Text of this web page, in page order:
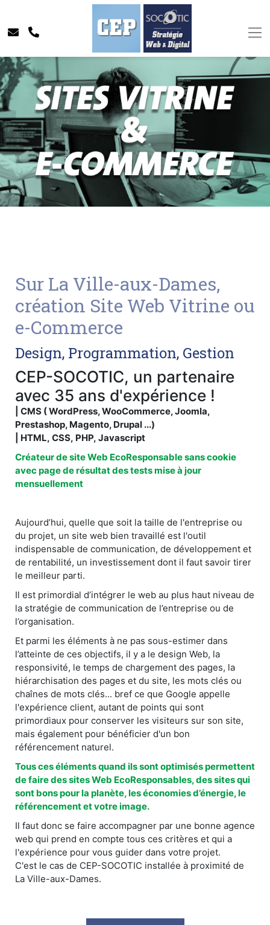
Sur La Ville-aux-Dames,
création Site Web Vitrine ou
e-Commerce
Design, Programmation, Gestion
CEP-SOCOTIC, un partenaire
avec 35 ans d'expérience !
| CMS ( WordPress, WooCommerce, Joomla,
Prestashop, Magento, Drupal ...)
| HTML, CSS, PHP, Javascript
Créateur de site Web EcoResponsable sans cookie
avec page de résultat des tests mise à jour
mensuellement
Aujourd’hui, quelle que soit la taille de l'entreprise ou
du projet, un site web bien travaillé est l'outil
indispensable de communication, de développement et
de rentabilité, un investissement dont il faut savoir tirer
le meilleur parti.
Il est primordial d’intégrer le web au plus haut niveau de
la stratégie de communication de l’entreprise ou de
l’organisation.
Et parmi les éléments à ne pas sous-estimer dans
l’atteinte de ces objectifs, il y a le design Web, la
responsivité, le temps de chargement des pages, la
hiérarchisation des pages et du site, les mots clés ou
chaînes de mots clés... bref ce que Google appelle
l'expérience client, autant de points qui sont
primordiaux pour conserver les visiteurs sur son site,
mais également pour bénéficier d'un bon
référencement naturel.
Tous ces éléments quand ils sont optimisés permettent
de faire des sites Web EcoResponsables, des sites qui
sont bons pour la planète, les économies d’énergie, le
référencement et votre image.
Il faut donc se faire accompagner par une bonne agence
web qui prend en compte tous ces critères et qui a
l'expérience pour vous guider dans votre projet.
C'est le cas de CEP-SOCOTIC installée à proximité de
La Ville-aux-Dames.